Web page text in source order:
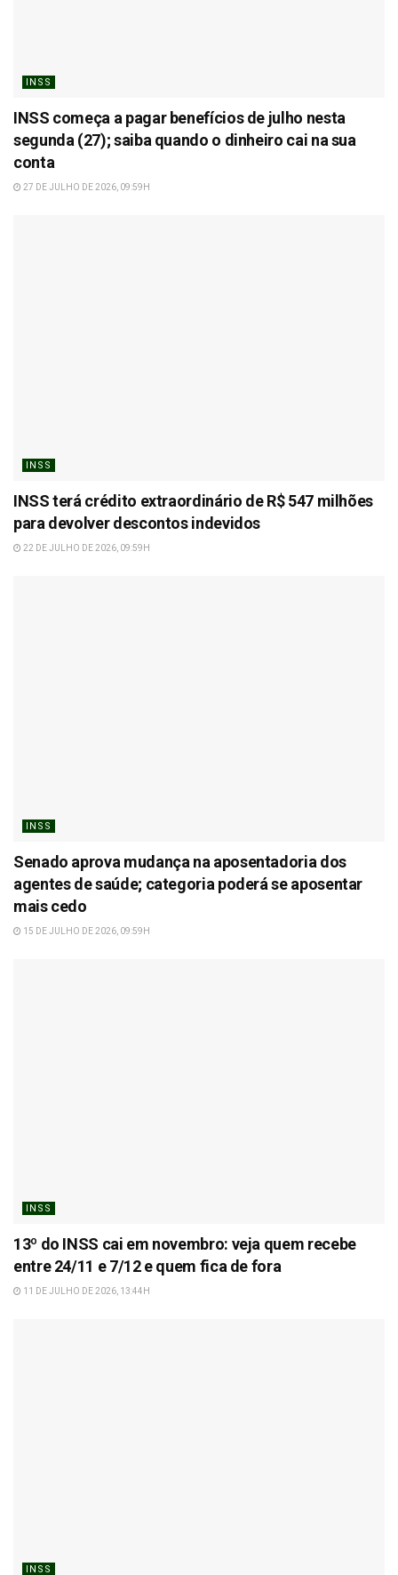
INSS
INSS começa a pagar benefícios de julho nesta
segunda (27); saiba quando o dinheiro cai na sua
conta
27 DE JULHO DE 2026, 09:59H
INSS
INSS terá crédito extraordinário de R$ 547 milhões
para devolver descontos indevidos
22 DE JULHO DE 2026, 09:59H
INSS
Senado aprova mudança na aposentadoria dos
agentes de saúde; categoria poderá se aposentar
mais cedo
15 DE JULHO DE 2026, 09:59H
INSS
13º do INSS cai em novembro: veja quem recebe
entre 24/11 e 7/12 e quem fica de fora
11 DE JULHO DE 2026, 13:44H
INSS